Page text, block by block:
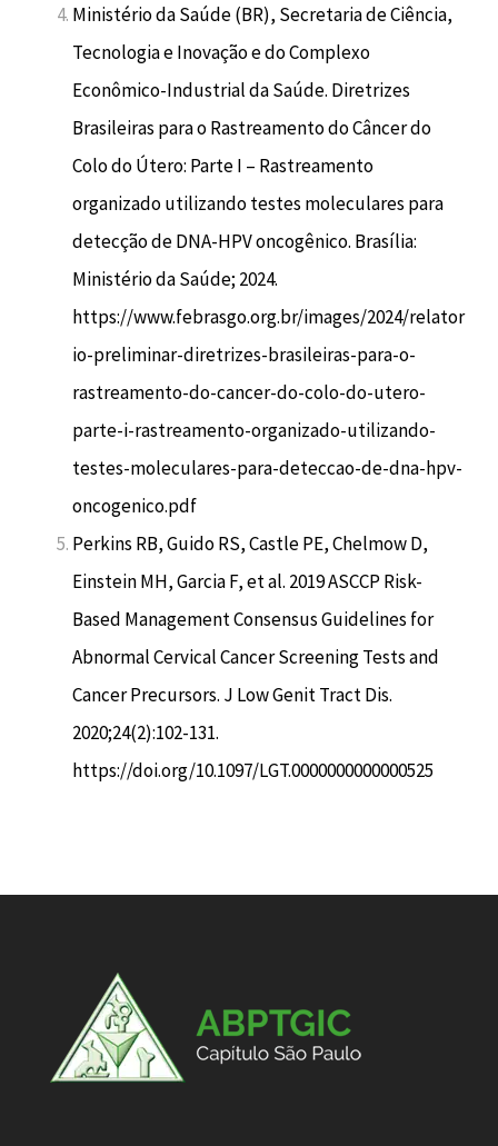
Ministério da Saúde (BR), Secretaria de Ciência,
Tecnologia e Inovação e do Complexo
Econômico-Industrial da Saúde. Diretrizes
Brasileiras para o Rastreamento do Câncer do
Colo do Útero: Parte I – Rastreamento
organizado utilizando testes moleculares para
detecção de DNA-HPV oncogênico. Brasília:
Ministério da Saúde; 2024.
https://www.febrasgo.org.br/images/2024/relator
io-preliminar-diretrizes-brasileiras-para-o-
rastreamento-do-cancer-do-colo-do-utero-
parte-i-rastreamento-organizado-utilizando-
testes-moleculares-para-deteccao-de-dna-hpv-
oncogenico.pdf
Perkins RB, Guido RS, Castle PE, Chelmow D,
Einstein MH, Garcia F, et al. 2019 ASCCP Risk-
Based Management Consensus Guidelines for
Abnormal Cervical Cancer Screening Tests and
Cancer Precursors. J Low Genit Tract Dis.
2020;24(2):102-131.
https://doi.org/10.1097/LGT.0000000000000525